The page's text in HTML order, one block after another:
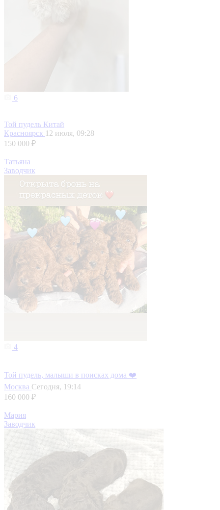
6
Той пудель Китай
Красноярск 12 июля, 09:28
150 000 ₽
Татьяна
Заводчик
4
Той пудель, малыши в поисках дома ❤️
Москва Сегодня, 19:14
160 000 ₽
Мария
Заводчик